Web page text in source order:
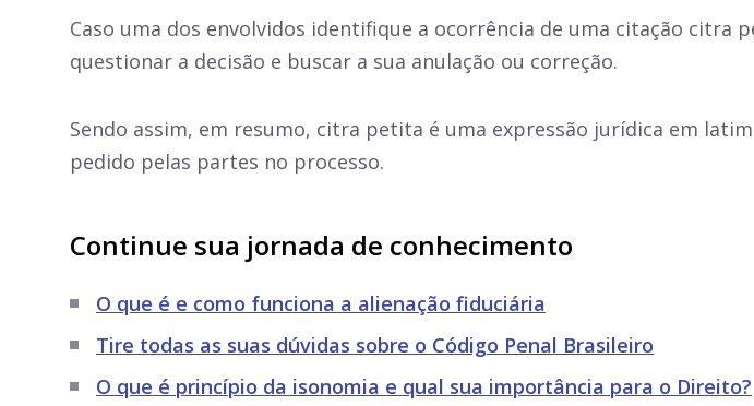
Caso uma dos envolvidos identifique a ocorrência de uma citação citra
questionar a decisão e buscar a sua anulação ou correção.
Sendo assim, em resumo, citra petita é uma expressão jurídica em
pedido pelas partes no processo.
Continue sua jornada de conhecimento
O que é e como funciona a alienação fiduciária
Tire todas as suas dúvidas sobre o Código Penal Brasileiro
O que é princípio da isonomia e qual sua importância para o Direito?